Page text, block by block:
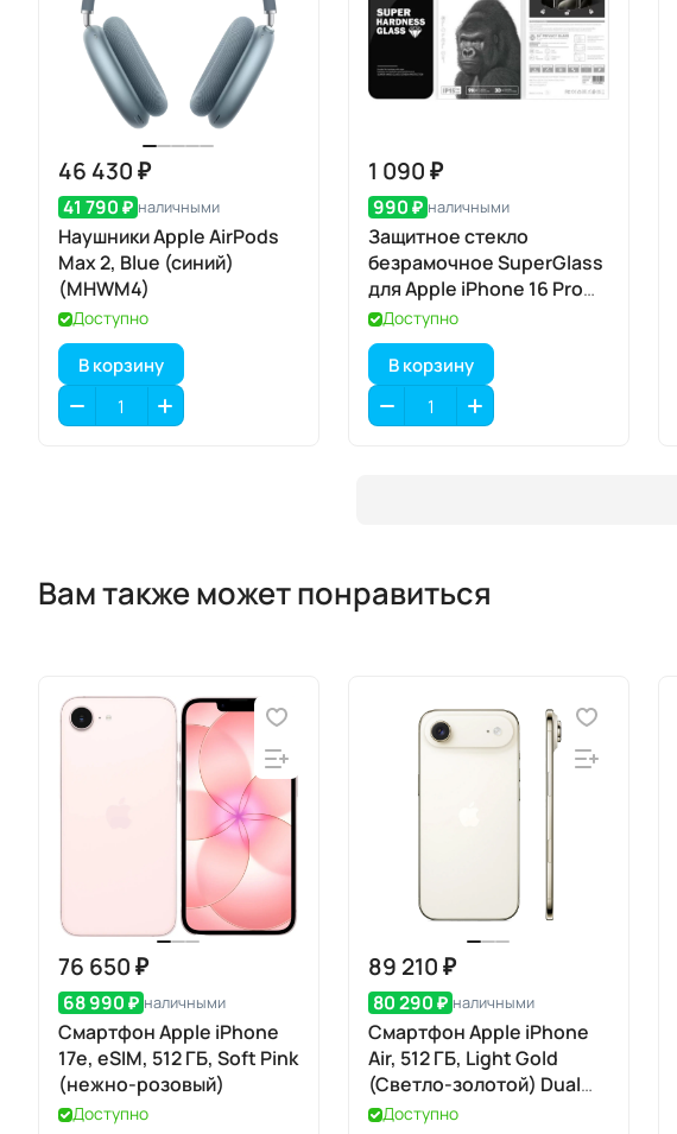
46 430 ₽
41 790 ₽ наличными
Наушники Apple AirPods
Max 2, Blue (синий)
(MHWM4)
Доступно
В корзину
1 090 ₽
990 ₽ наличными
Защитное стекло
безрамочное SuperGlass
для Apple iPhone 16 Pro
Max / 17 Pro Max
Доступно
В корзину
Вам также может понравиться
76 650 ₽
68 990 ₽ наличными
Смартфон Apple iPhone
17e, eSIM, 512 ГБ, Soft Pink
(нежно-розовый)
Доступно
89 210 ₽
80 290 ₽ наличными
Смартфон Apple iPhone
Air, 512 ГБ, Light Gold
(Светло-золотой) Dual
eSIM
Доступно